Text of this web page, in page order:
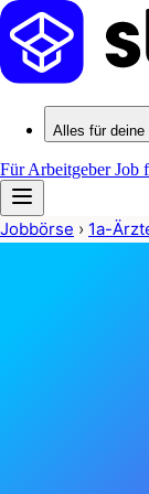
Alles für deine
Für ArbeitgeberJob
Jobbörse › 1a-